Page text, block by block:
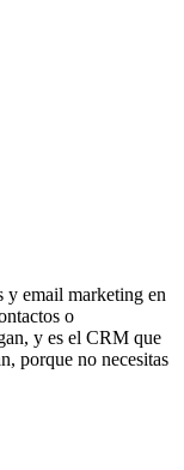
y email marketing en
o
y es el CRM que
porque no necesitas